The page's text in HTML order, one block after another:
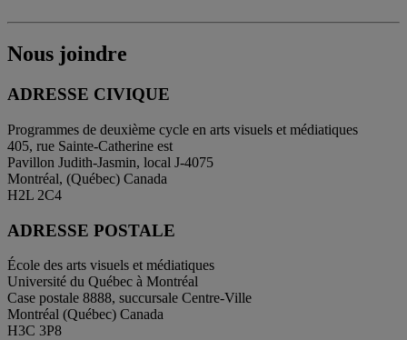
Nous joindre
ADRESSE CIVIQUE
Programmes de deuxième cycle en arts visuels et médiatiques
405, rue Sainte-Catherine est
Pavillon Judith-Jasmin, local J-4075
Montréal, (Québec) Canada
H2L 2C4
ADRESSE POSTALE
École des arts visuels et médiatiques
Université du Québec à Montréal
Case postale 8888, succursale Centre-Ville
Montréal (Québec) Canada
H3C 3P8